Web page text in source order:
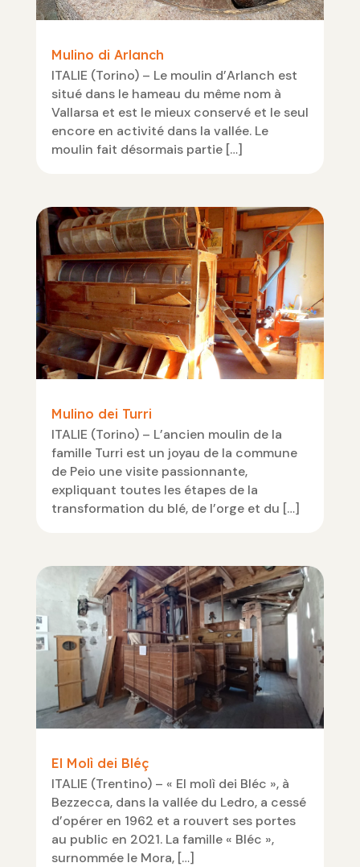
Mulino di Arlanch
ITALIE (Torino) – Le moulin d’Arlanch est
situé dans le hameau du même nom à
Vallarsa et est le mieux conservé et le seul
encore en activité dans la vallée. Le
moulin fait désormais partie […]
Mulino dei Turri
ITALIE (Torino) – L’ancien moulin de la
famille Turri est un joyau de la commune
de Peio une visite passionnante,
expliquant toutes les étapes de la
transformation du blé, de l’orge et du […]
El Molì dei Bléç
ITALIE (Trentino) – « El molì dei Bléc », à
Bezzecca, dans la vallée du Ledro, a cessé
d’opérer en 1962 et a rouvert ses portes
au public en 2021. La famille « Bléc »,
surnommée le Mora, […]